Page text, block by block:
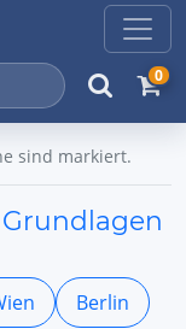
0
sind markiert.
Berlin